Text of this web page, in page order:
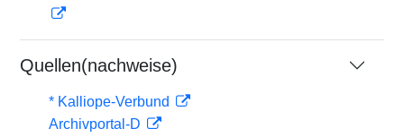
Quellen(nachweise)
* Kalliope-Verbund
Archivportal-D